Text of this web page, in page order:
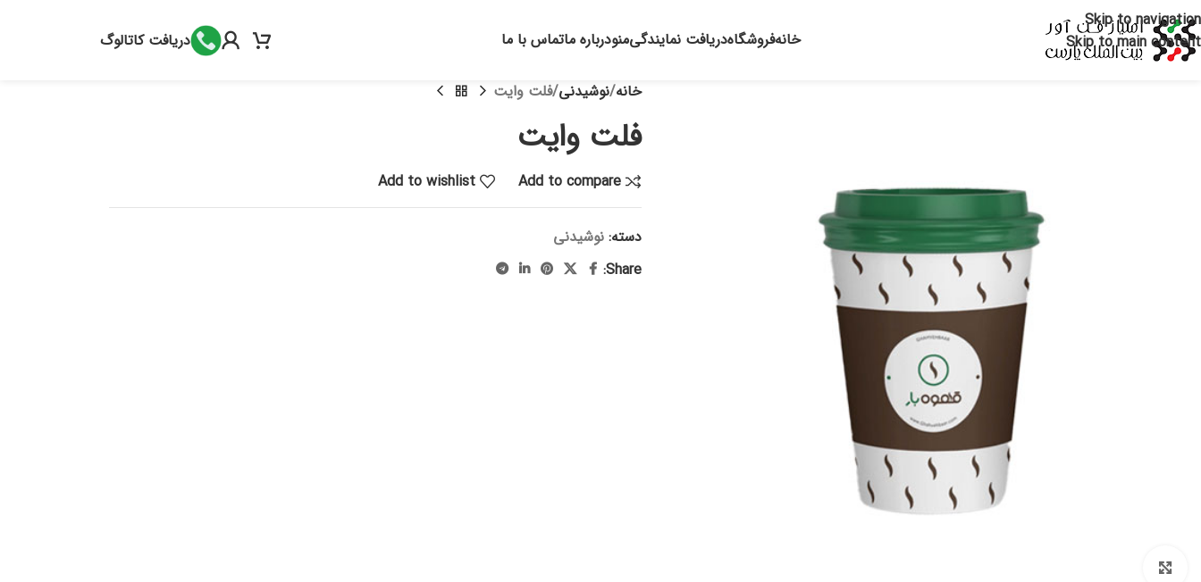
Skip to navigation
Skip to main content
خانهفروشگاهدریافت نمایندگیمنودرباره ماتماس با ما دریافت کاتالوگ
خانه نوشیدنی فلت وایت
فلت وایت
Add to compare
Add to wishlist
دسته: نوشیدنی
Share: